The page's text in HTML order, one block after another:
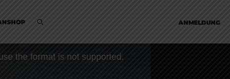
ANMELDUNG
the format is not supported.